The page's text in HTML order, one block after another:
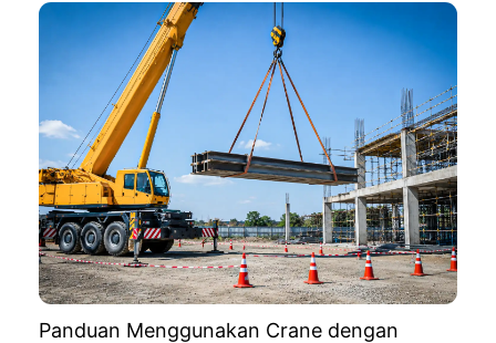
Panduan Menggunakan Crane dengan